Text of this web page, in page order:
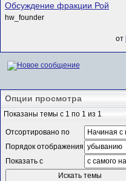
Обсуждение фракции Рой
hw_founder
от
Опции просмотра
Показаны темы с 1 по 1 из 1
Отсортировано по
Порядок отображения
Показать с